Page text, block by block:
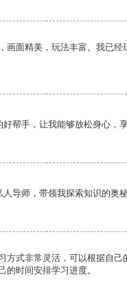
画面精美，玩法丰富。我已经
帮手，让我能够放松身心，
导师，带领我探索知识的奥秘
方式非常灵活，可以根据自己
的时间安排学习进度。